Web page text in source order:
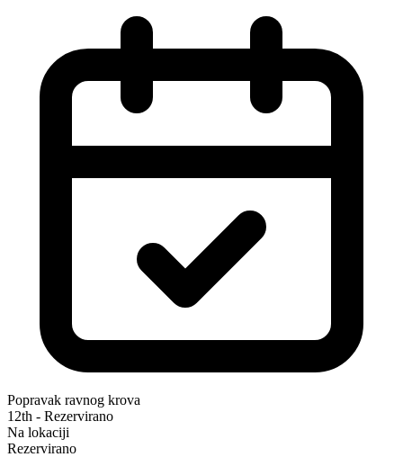
Popravak ravnog krova
12th - Rezervirano
Na lokaciji
Rezervirano